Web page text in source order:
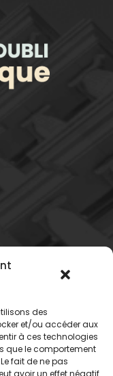
des
et/ou accéder aux
à ces technologies
que le comportement
fait de ne pas
avoir un effet négatif